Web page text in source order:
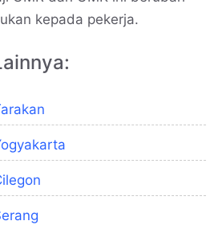
kepada pekerja.